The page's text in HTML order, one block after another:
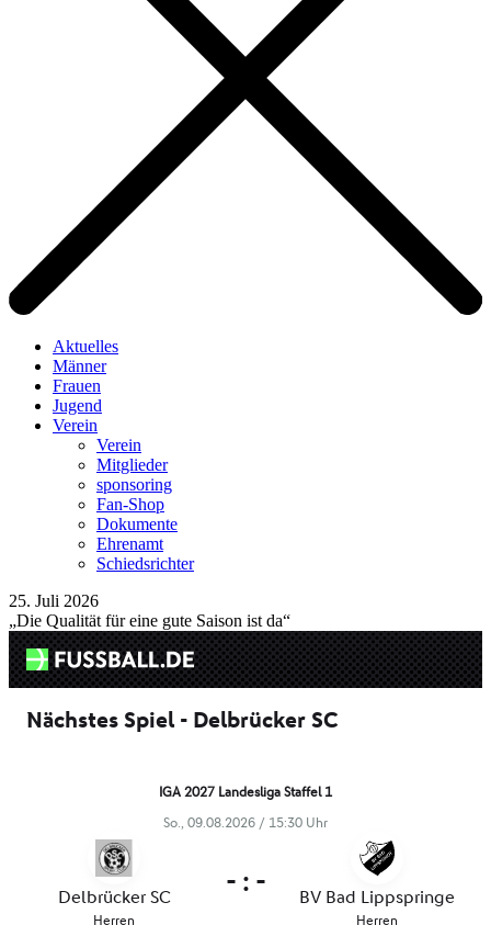
Aktuelles
Männer
Frauen
Jugend
Verein
Verein
Mitglieder
sponsoring
Fan-Shop
Dokumente
Ehrenamt
Schiedsrichter
25. Juli 2026
„Die Qualität für eine gute Saison ist da“